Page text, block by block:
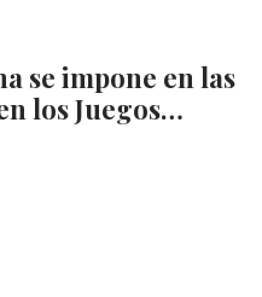
se impone en las
los Juegos…